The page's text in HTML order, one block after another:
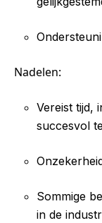
Nadelen:
Vereist tijd,
succesvol
Sommige
in de